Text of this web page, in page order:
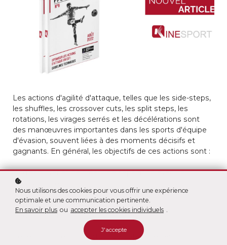
Les actions d'agilité d'attaque, telles que les side-steps,
les shuffles, les crossover cuts, les split steps, les
rotations, les virages serrés et les décélérations sont
des manœuvres importantes dans les sports d'équipe
d'évasion, souvent liées à des moments décisifs et
gagnants. En général, les objectifs de ces actions sont :
d'esquiver et de créer une séparation avec un
de générer des vitesses de sortie et des
momentums élevés
de faciliter une redirection brusque.
Cependant, il est important de noter que ces actions
Nous utilisons des cookies pour vous offrir une expérience
optimale et une communication pertinente.
En savoir plus ou accepter les cookies individuels .
J'accepte